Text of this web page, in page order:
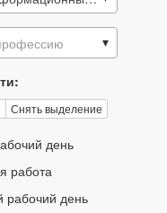
Снять выделение
день
работа
рабочий день